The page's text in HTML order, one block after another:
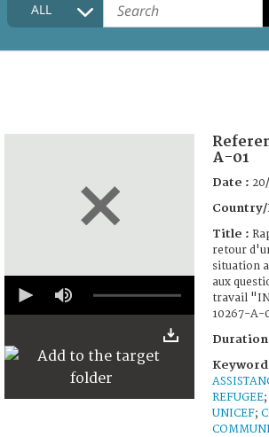
COLLECTIONS DESCRIPTION
ALL
seconds
4
A-01
Date :
Title :
retour
situation
aux
travail
10267-A-
Duration
Keyword
REFUGEE;
UNICEF;